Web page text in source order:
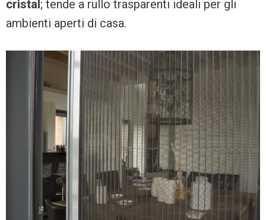
cristal; tende a rullo trasparenti ideali per gli
ambienti aperti di casa.